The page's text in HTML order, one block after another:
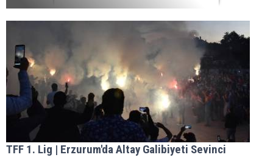
TFF 1. Lig | Erzurum'da Altay Galibiyeti Sevinci